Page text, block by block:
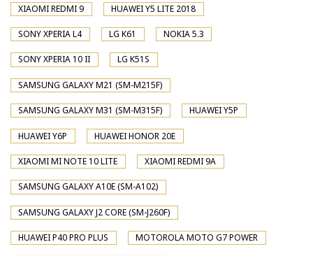
XIAOMI REDMI 9 HUAWEI Y5 LITE 2018
SONY XPERIA L4 LG K61 NOKIA 5.3
SONY XPERIA 10 II LG K51S
SAMSUNG GALAXY M21 (SM-M215F)
SAMSUNG GALAXY M31 (SM-M315F) HUAWEI Y5P
HUAWEI Y6P HUAWEI HONOR 20E
XIAOMI MI NOTE 10 LITE XIAOMI REDMI 9A
SAMSUNG GALAXY A10E (SM-A102)
SAMSUNG GALAXY J2 CORE (SM-J260F)
HUAWEI P40 PRO PLUS MOTOROLA MOTO G7 POWER